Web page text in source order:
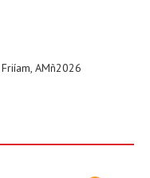
AMñ2026